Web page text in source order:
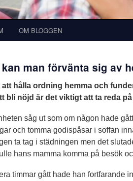
OM BLOGGEN
kan man förvänta sig av
att hålla ordning hemma och
bli nöjd är det viktigt att ta reda
såg ut som om någon hade
och tomma godispåsar i soffan
ta tag i städningen men det
hans mamma komma på besök
timmar gått hade han fortfarande